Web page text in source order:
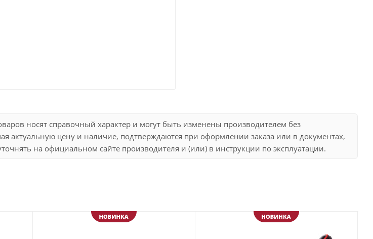
носят справочный характер и могут быть изменены производителем без
актуальную цену и наличие, подтверждаются при оформлении заказа или в документах,
на официальном сайте производителя и (или) в инструкции по эксплуатации.